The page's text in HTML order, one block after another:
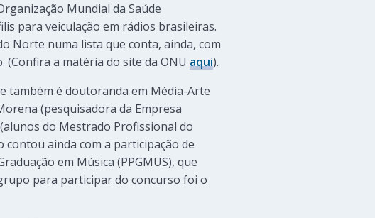
Mundial da Saúde
para veiculação em rádios brasileiras.
Norte numa lista que conta, ainda, com
(Confira a matéria do site da ONU aqui).
também é doutoranda em Média-Arte
(pesquisadora da Empresa
do Mestrado Profissional do
contou ainda com a participação de
em Música (PPGMUS), que
para participar do concurso foi o